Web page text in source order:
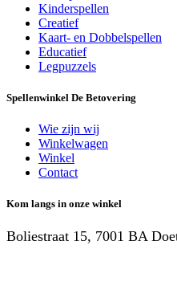
Kinderspellen
Creatief
Kaart- en Dobbelspellen
Educatief
Legpuzzels
Spellenwinkel De Betover​ing
Wie zijn wij
Winkelwagen
Winkel
Contact
Kom langs in onze winkel
Boliestraat 15, 7001 BA